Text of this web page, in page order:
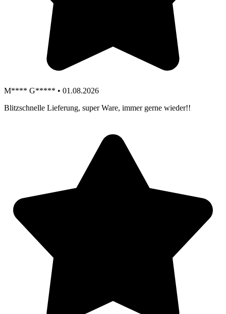
M**** G***** • 01.08.2026
Blitzschnelle Lieferung, super Ware, immer gerne wieder!!